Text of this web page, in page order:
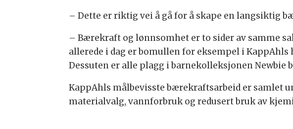
– Dette er riktig vei å gå for å skape en langsiktig
– Bærekraft og lønnsomhet er to sider av samme
allerede i dag er bomullen for eksempel i
Dessuten er alle plagg i barnekolleksjonen Newbie
KappAhls målbevisste bærekraftsarbeid er samlet
materialvalg, vannforbruk og redusert bruk av